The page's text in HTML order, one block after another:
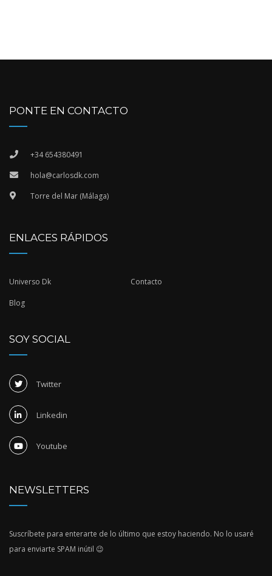
PONTE EN CONTACTO
+34 654380491
hola@carlosdk.com
Torre del Mar (Málaga)
ENLACES RÁPIDOS
Universo Dk Contacto
Blog
SOY SOCIAL
Twitter
Linkedin
Youtube
NEWSLETTERS
Suscríbete para enterarte de lo último que estoy haciendo. No lo usaré
para enviarte SPAM inútil 😉